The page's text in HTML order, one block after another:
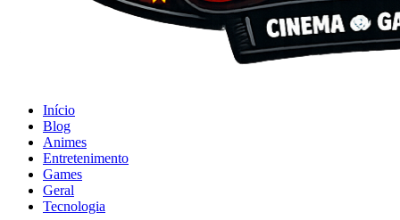
Início
Blog
Animes
Entretenimento
Games
Geral
Tecnologia